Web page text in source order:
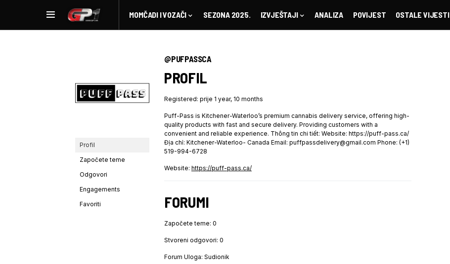
MOMČADI I VOZAČI SEZONA 2025. IZVJEŠTAJI ANALIZA POVIJEST OSTALE VIJESTI
Profil
Započete teme
Odgovori
Engagements
Favoriti
@PUFPASSCA
PROFIL
Registered: prije 1 year, 10 months
Puff-Pass is Kitchener-Waterloo’s premium cannabis delivery service, offering high-
quality products with fast and secure delivery. Providing customers with a
convenient and reliable experience. Thông tin chi tiết: Website: https://puff-pass.ca/
Địa chỉ: Kitchener-Waterloo- Canada Email: puffpassdelivery@gmail.com Phone: (+1)
519-994-6728
Website: https://puff-pass.ca/
FORUMI
Započete teme: 0
Stvoreni odgovori: 0
Forum Uloga: Sudionik